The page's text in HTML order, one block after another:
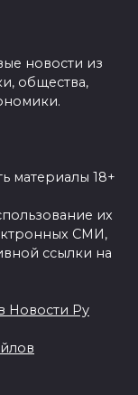
новости из
общества,
материалы 18+
их
СМИ,
ссылки на
Новости Ру